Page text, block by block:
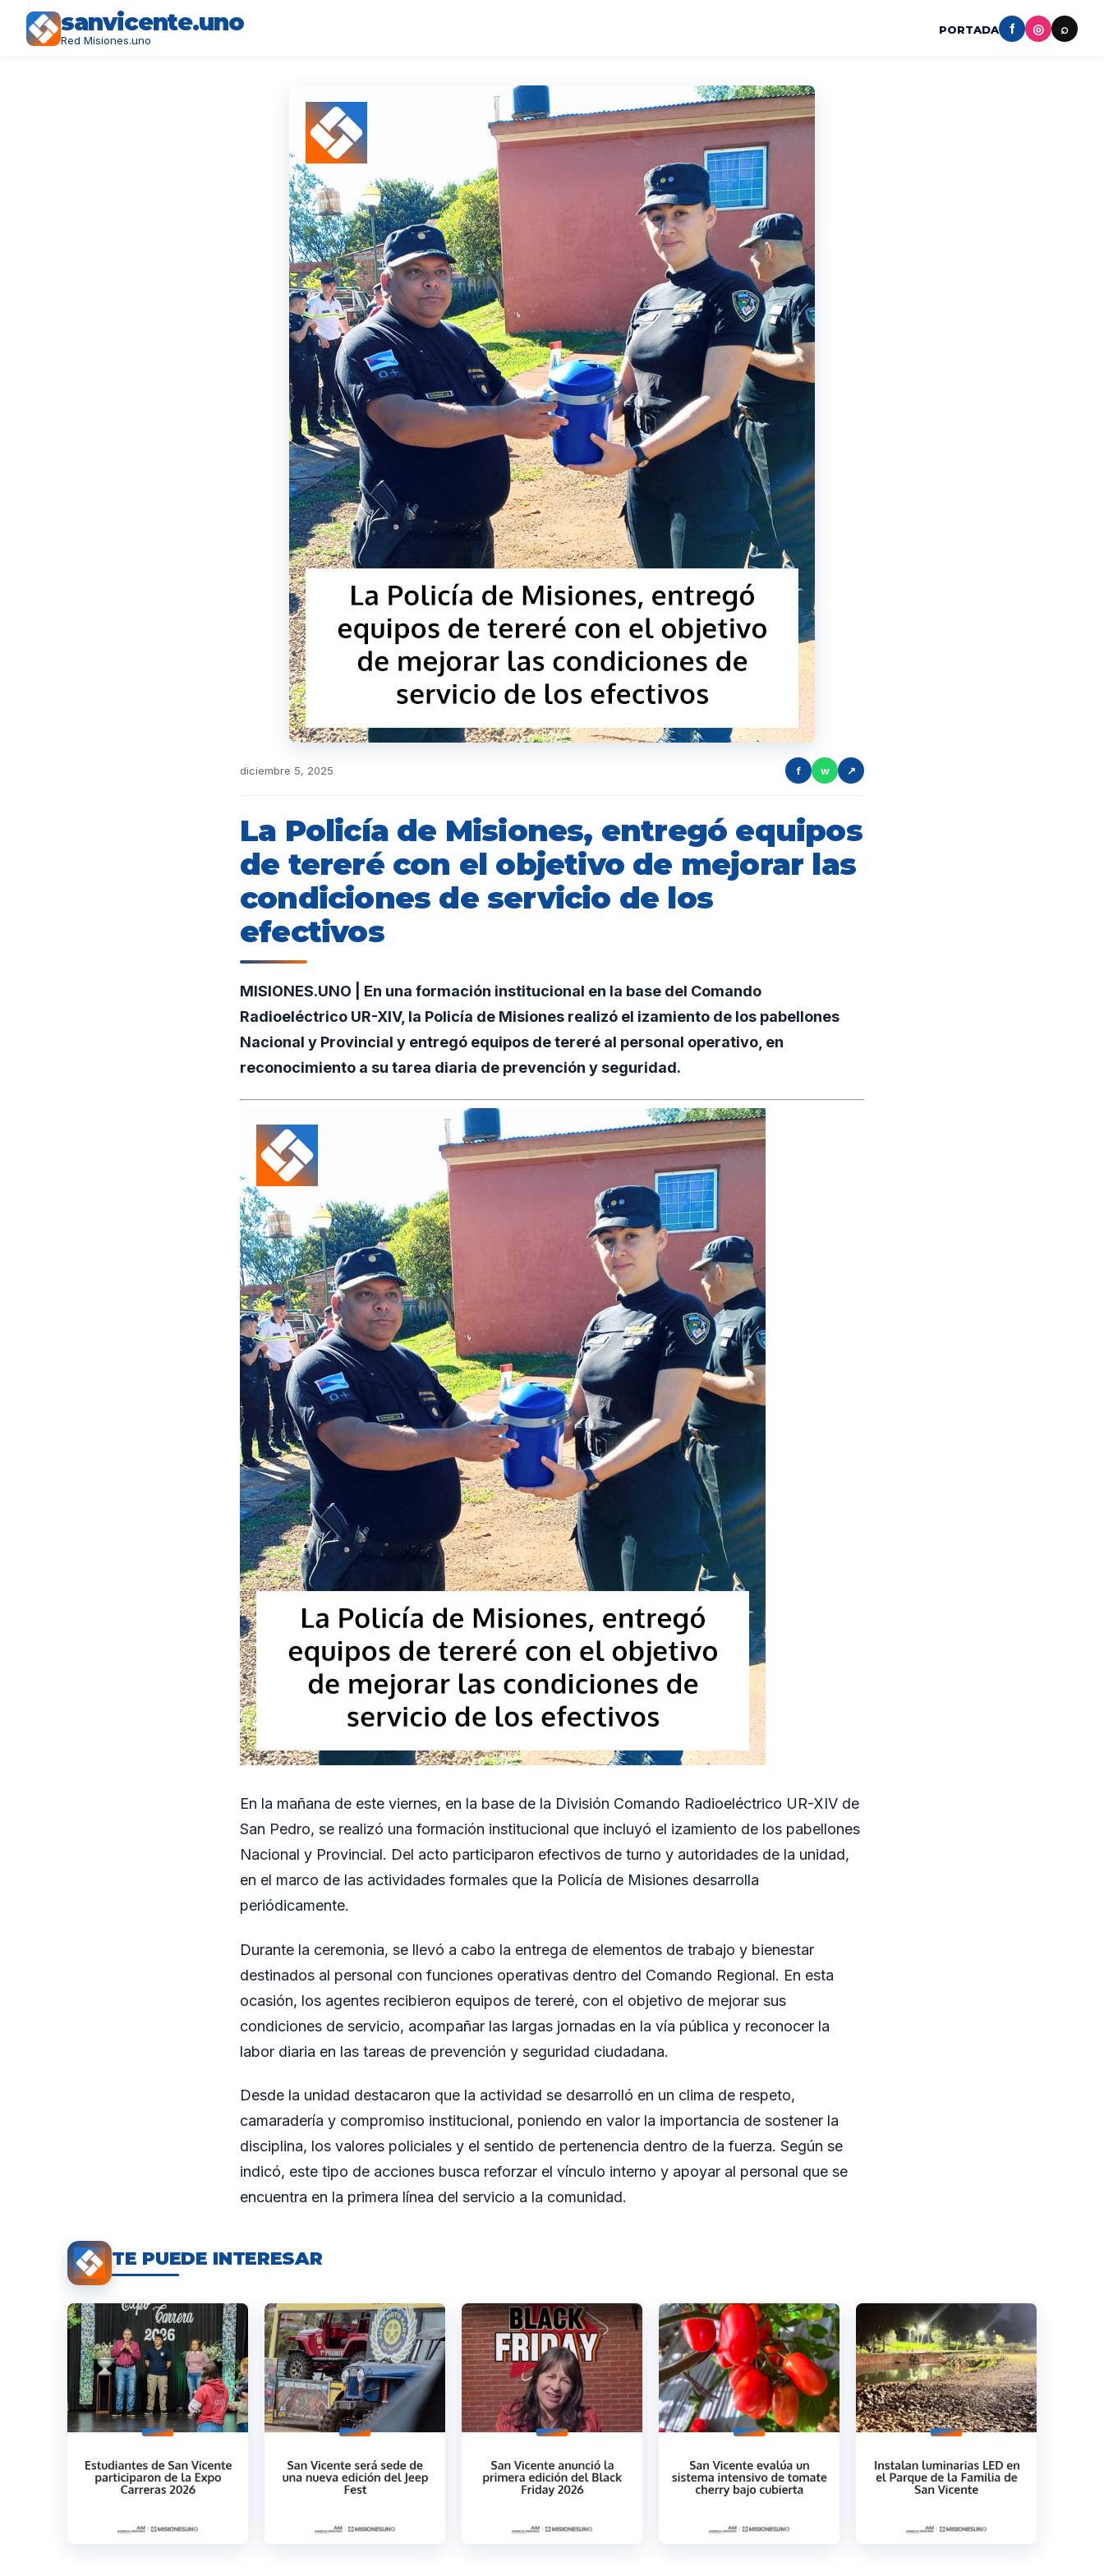
sanvicente.uno
Red Misiones.uno
PORTADA f ◎ ⌕
diciembre 5, 2025 f w ↗
La Policía de Misiones, entregó equipos
de tereré con el objetivo de mejorar las
condiciones de servicio de los
efectivos
MISIONES.UNO | En una formación institucional en la base del Comando
Radioeléctrico UR-XIV, la Policía de Misiones realizó el izamiento de los pabellones
Nacional y Provincial y entregó equipos de tereré al personal operativo, en
reconocimiento a su tarea diaria de prevención y seguridad.
En la mañana de este viernes, en la base de la División Comando Radioeléctrico UR-XIV de
San Pedro, se realizó una formación institucional que incluyó el izamiento de los pabellones
Nacional y Provincial. Del acto participaron efectivos de turno y autoridades de la unidad,
en el marco de las actividades formales que la Policía de Misiones desarrolla
periódicamente.
Durante la ceremonia, se llevó a cabo la entrega de elementos de trabajo y bienestar
destinados al personal con funciones operativas dentro del Comando Regional. En esta
ocasión, los agentes recibieron equipos de tereré, con el objetivo de mejorar sus
condiciones de servicio, acompañar las largas jornadas en la vía pública y reconocer la
labor diaria en las tareas de prevención y seguridad ciudadana.
Desde la unidad destacaron que la actividad se desarrolló en un clima de respeto,
camaradería y compromiso institucional, poniendo en valor la importancia de sostener la
disciplina, los valores policiales y el sentido de pertenencia dentro de la fuerza. Según se
indicó, este tipo de acciones busca reforzar el vínculo interno y apoyar al personal que se
encuentra en la primera línea del servicio a la comunidad.
TE PUEDE INTERESAR